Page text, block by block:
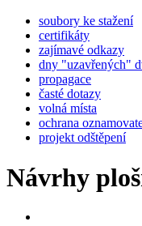
soubory ke stažení
certifikáty
zajímavé odkazy
dny "uzavřených"
propagace
časté dotazy
volná místa
ochrana
projekt odštěpení
Návrhy